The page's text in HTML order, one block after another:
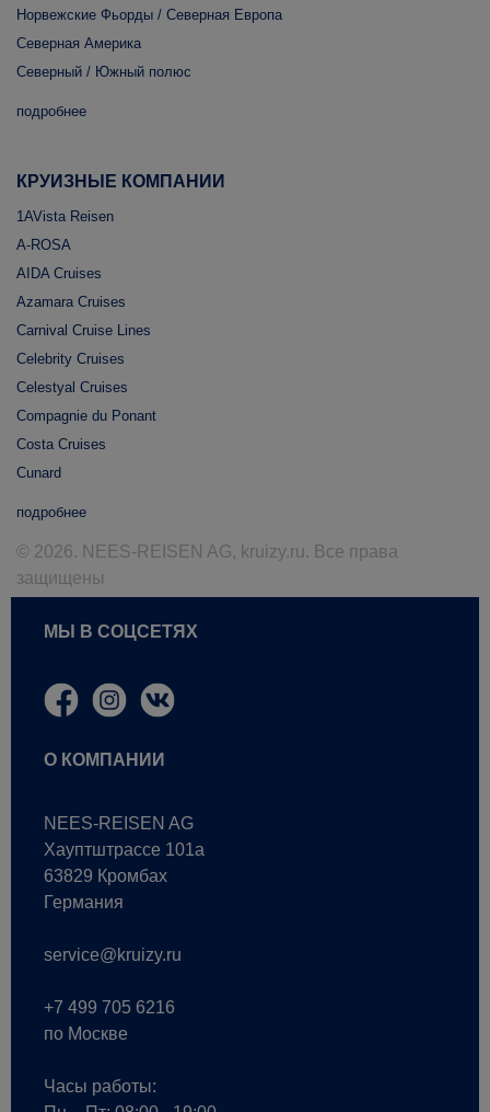
Норвежские Фьорды / Северная Европа
Северная Америка
Северный / Южный полюс
подробнее
КРУИЗНЫЕ КОМПАНИИ
1AVista Reisen
A-ROSA
AIDA Cruises
Azamara Cruises
Carnival Cruise Lines
Celebrity Cruises
Celestyal Cruises
Compagnie du Ponant
Costa Cruises
Cunard
подробнее
© 2026. NEES-REISEN AG, kruizy.ru. Все права
защищены
МЫ В СОЦСЕТЯХ
О КОМПАНИИ
NEES-REISEN AG
Хауптштрассе 101a
63829 Кромбах
Германия
service@kruizy.ru
+7 499 705 6216
по Москве
Часы работы: